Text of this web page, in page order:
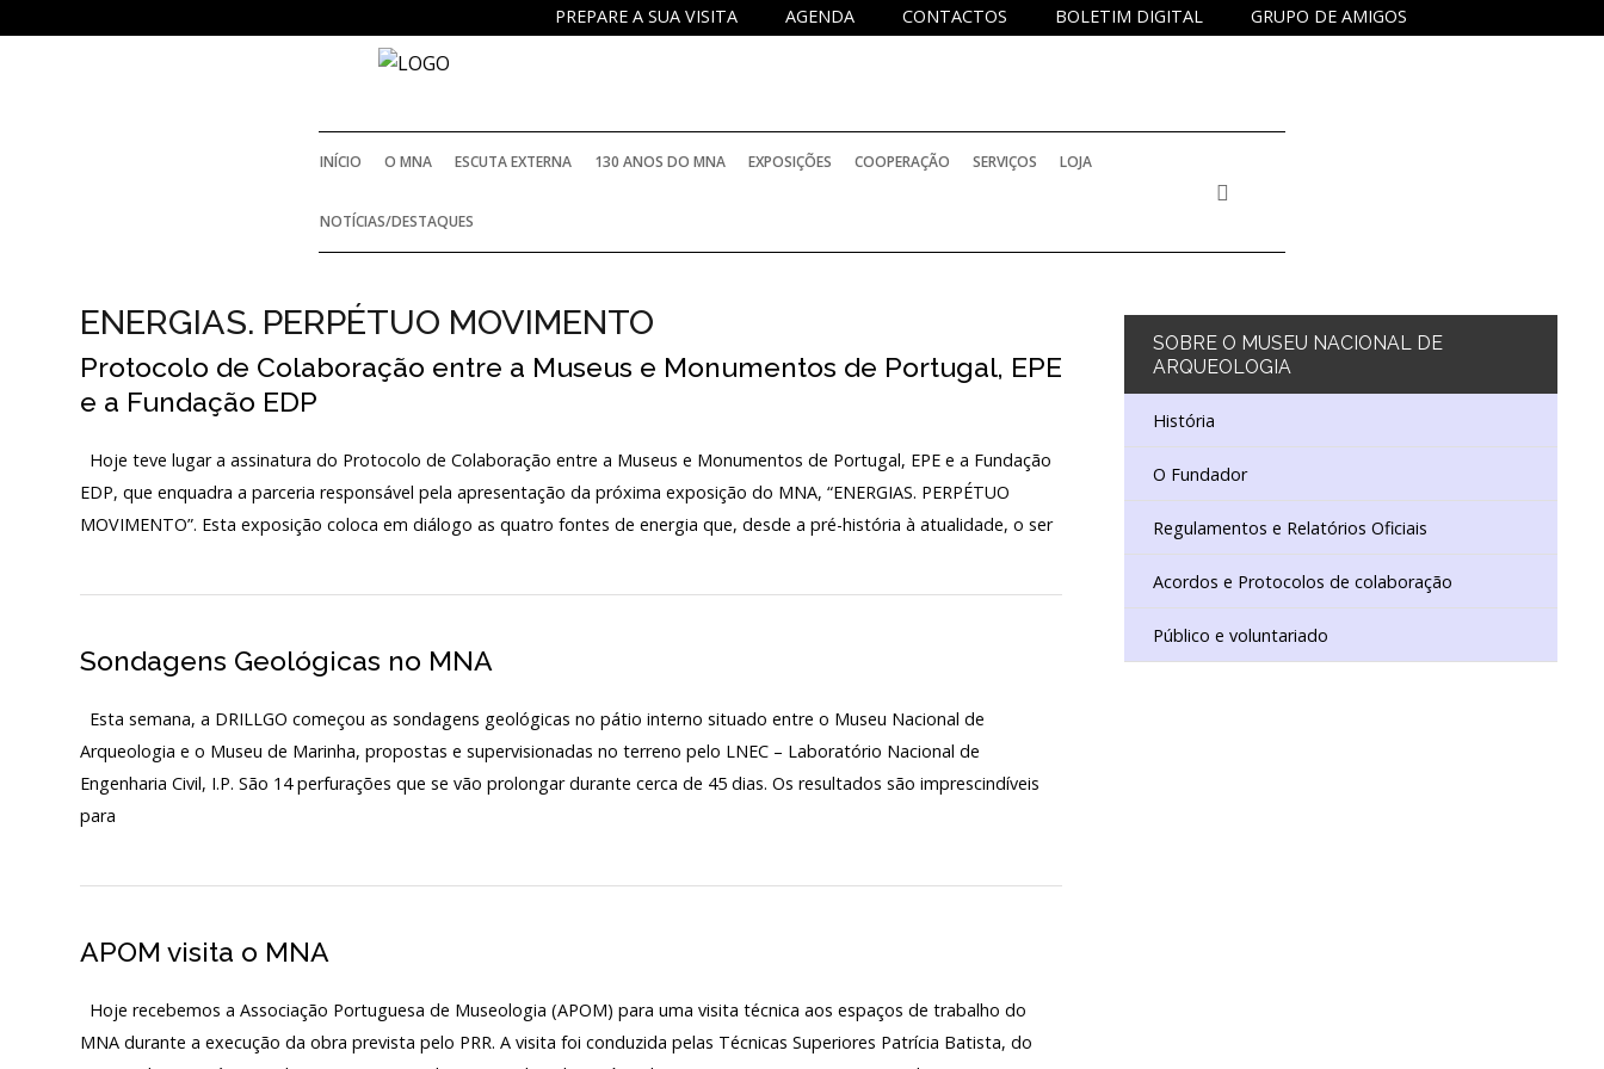
Regulamentos e Relatórios Oficiais
Acordos e Protocolos de colaboração
Login
O MNA
ESCUTA EXTERNA
130 ANOS DO MNA
Exposições
Notícias/Destaques
GRUPO DE AMIGOS
BOLETIM DIGITAL
CONTACTOS
AGENDA
PREPARE A SUA VISITA
INÍCIO O MNA ESCUTA EXTERNA 130 ANOS DO MNA EXPOSIÇÕES COOPERAÇÃO SERVIÇOS LOJA
NOTÍCIAS/DESTAQUES
ENERGIAS. PERPÉTUO MOVIMENTO
Protocolo de Colaboração entre a Museus e Monumentos de Portugal, EPE
e a Fundação EDP
Hoje teve lugar a assinatura do Protocolo de Colaboração entre a Museus e Monumentos de Portugal, EPE e a Fundação
EDP, que enquadra a parceria responsável pela apresentação da próxima exposição do MNA, “ENERGIAS. PERPÉTUO
MOVIMENTO”. Esta exposição coloca em diálogo as quatro fontes de energia que, desde a pré-história à atualidade, o ser
Sondagens Geológicas no MNA
Esta semana, a DRILLGO começou as sondagens geológicas no pátio interno situado entre o Museu Nacional de
Arqueologia e o Museu de Marinha, propostas e supervisionadas no terreno pelo LNEC – Laboratório Nacional de
Engenharia Civil, I.P. São 14 perfurações que se vão prolongar durante cerca de 45 dias. Os resultados são imprescindíveis
para
APOM visita o MNA
Hoje recebemos a Associação Portuguesa de Museologia (APOM) para uma visita técnica aos espaços de trabalho do
MNA durante a execução da obra prevista pelo PRR. A visita foi conduzida pelas Técnicas Superiores Patrícia Batista, do
SOBRE O MUSEU NACIONAL DE
ARQUEOLOGIA
História
O Fundador
Regulamentos e Relatórios Oficiais
Acordos e Protocolos de colaboração
Público e voluntariado